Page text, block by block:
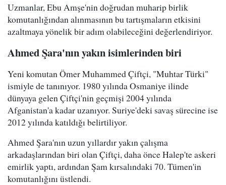
Uzmanlar, Ebu Amşe'nin doğrudan muharip birlik
komutanlığından alınmasının bu tartışmaların etkisini
azaltmaya yönelik bir adım olabileceğini değerlendiriyor.
Ahmed Şara'nın yakın isimlerinden biri
Yeni komutan Ömer Muhammed Çiftçi, "Muhtar Türki"
ismiyle de tanınıyor. 1980 yılında Osmaniye ilinde
dünyaya gelen Çiftçi'nin geçmişi 2004 yılında
Afganistan'a kadar uzanıyor. Suriye'deki savaş sürecine ise
2012 yılında katıldığı belirtiliyor.
Ahmed Şara'nın uzun yıllardır yakın çalışma
arkadaşlarından biri olan Çiftçi, daha önce Halep'te askeri
emirlik yaptı, ardından Şam kırsalındaki 70. Tümen'in
komutanlığını üstlendi.